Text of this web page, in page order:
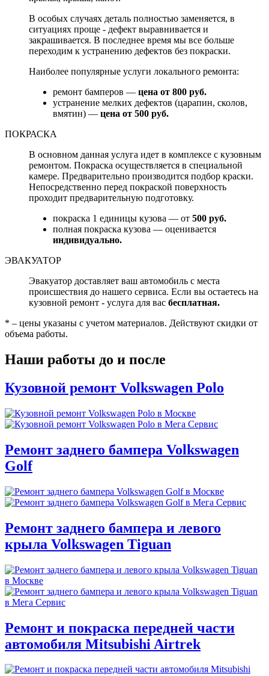
В особых случаях деталь полностью заменяется, в
ситуациях проще - дефект выравнивается и
закрашивается. В последнее время мы все больше
переходим к устранению дефектов без покраски.
Наиболее популярные услуги локального ремонта:
ремонт бамперов — цена от 800 руб.
устранение мелких дефектов (царапин, сколов,
вмятин) — цена от 500 руб.
ПОКРАСКА
В основном данная услуга идет в комплексе с кузовным
ремонтом. Покраска осуществляется в специальной
камере. Предварительно производится подбор краски.
Непосредственно перед покраской поверхность
проходит предварительную подготовку.
покраска 1 единицы кузова — от 500 руб.
полная покраска кузова — оценивается
индивидуально.
ЭВАКУАТОР
Эвакуатор доставляет ваш автомобиль с места
происшествия до нашего сервиса. Если вы остаетесь на
кузовной ремонт - услуга для вас бесплатная.
* – цены указаны с учетом материалов. Действуют скидки от
объема работы.
Наши работы до и после
Кузовной ремонт Volkswagen Polo
Ремонт заднего бампера Volkswagen
Golf
Ремонт заднего бампера и левого
крыла Volkswagen Tiguan
Ремонт и покраска передней части
автомобиля Mitsubishi Airtrek